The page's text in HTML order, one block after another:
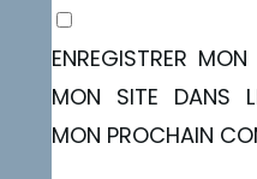
ENREGISTRER
MON SITE DANS
MON PROCHAIN